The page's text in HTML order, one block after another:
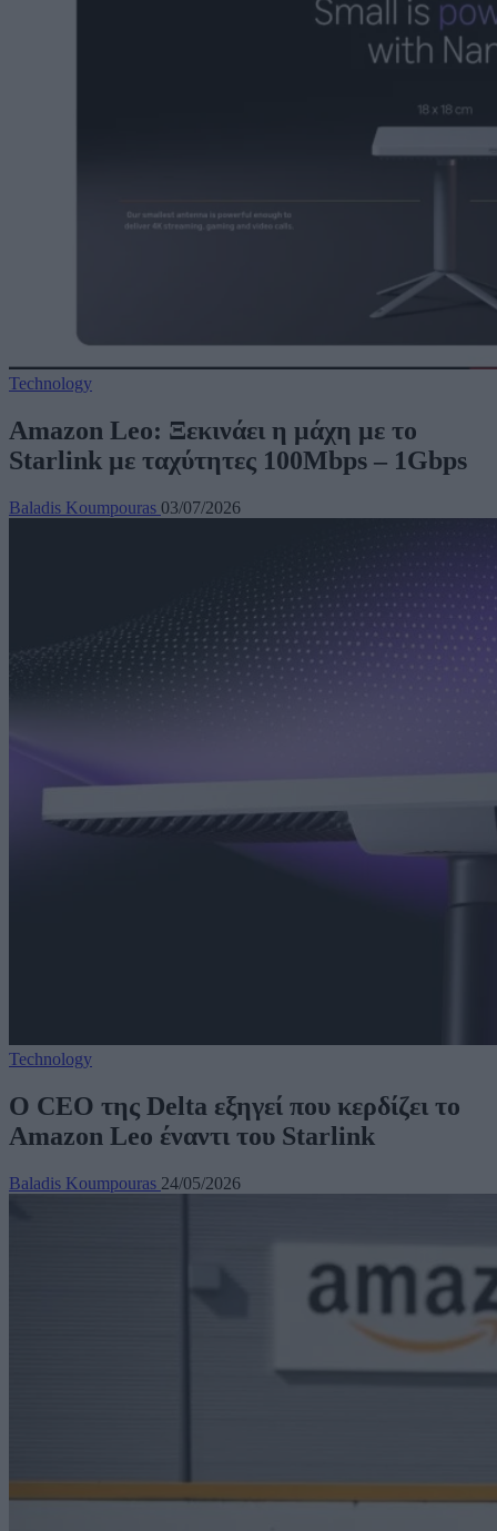
Technology
Amazon Leo: Ξεκινάει η μάχη με το
Starlink με ταχύτητες 100Mbps – 1Gbps
Baladis Koumpouras 03/07/2026
Technology
O CEO της Delta εξηγεί που κερδίζει το
Amazon Leo έναντι του Starlink
Baladis Koumpouras 24/05/2026